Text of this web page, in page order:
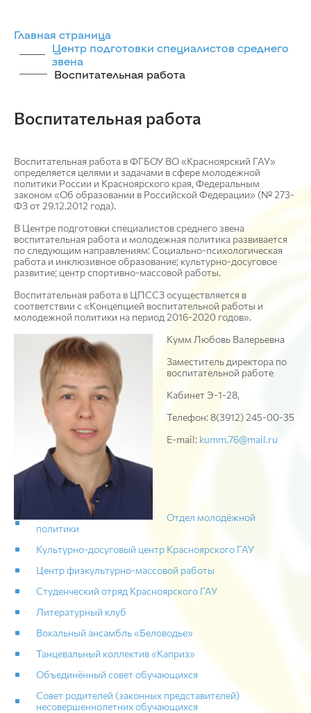
Главная страница
Центр подготовки специалистов среднего
звена
Воспитательная работа
Воспитательная работа
Воспитательная работа в ФГБОУ ВО «Красноярский ГАУ»
определяется целями и задачами в сфере молодежной
политики России и Красноярского края, Федеральным
законом «Об образовании в Российской Федерации» (№ 273-
ФЗ от 29.12.2012 года).
В Центре подготовки специалистов среднего звена
воспитательная работа и молодежная политика развивается
по следующим направлениям: Социально-психологическая
работа и инклюзивное образование; культурно-досуговое
развитие; центр спортивно-массовой работы.
Воспитательная работа в ЦПССЗ осуществляется в
соответствии с «Концепцией воспитательной работы и
молодежной политики на период 2016-2020 годов».
Кумм Любовь Валерьевна
Заместитель директора по
воспитательной работе
Кабинет Э-1-28,
Телефон: 8(3912) 245-00-35
E-mail: kumm.76@mail.ru
Отдел молодёжной
политики
Культурно-досуговый центр Красноярского ГАУ
Центр физкультурно-массовой работы
Студенческий отряд Красноярского ГАУ
Литературный клуб
Вокальный ансамбль «Беловодье»
Танцевальный коллектив «Каприз»
Объединённый совет обучающихся
Совет родителей (законных представителей)
несовершеннолетних обучающихся